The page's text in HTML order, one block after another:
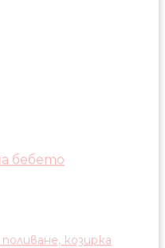
бебето
козирка